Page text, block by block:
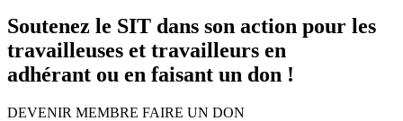
Soutenez le SIT dans son action pour les
travailleuses et travailleurs en
adhérant ou en faisant un don !
DEVENIR MEMBRE FAIRE UN DON